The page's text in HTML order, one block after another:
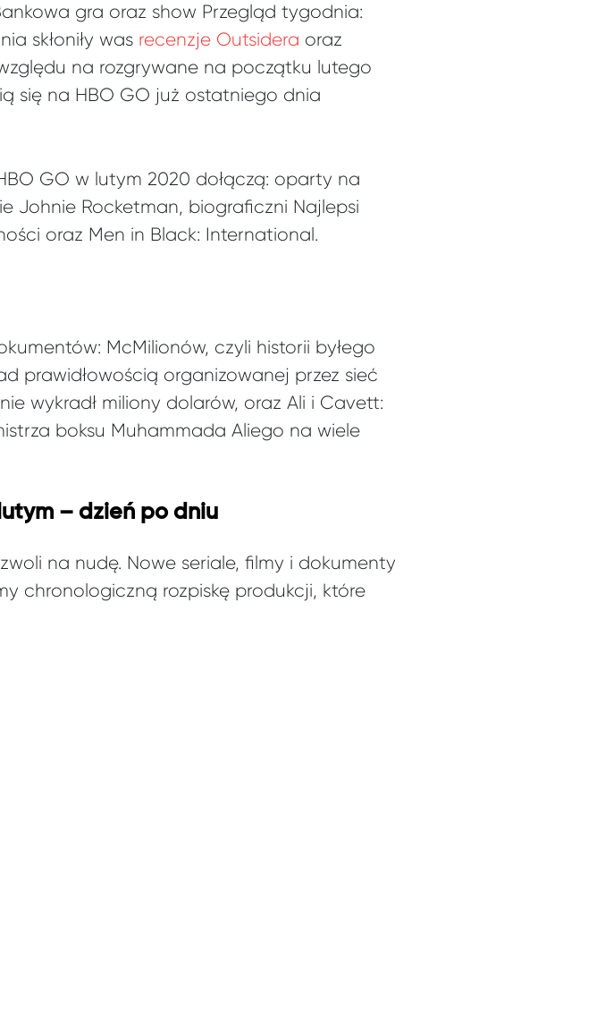
gra oraz show Przegląd tygodnia:
skłoniły was recenzje Outsidera oraz
na rozgrywane na początku lutego
się na HBO GO już ostatniego dnia
GO w lutym 2020 dołączą: oparty na
Johnie Rocketman, biograficzni Najlepsi
oraz Men in Black: International.
McMilionów, czyli historii byłego
prawidłowością organizowanej przez sieć
wykradł miliony dolarów, oraz Ali i Cavett:
boksu Muhammada Aliego na wiele
– dzień po dniu
na nudę. Nowe seriale, filmy i dokumenty
chronologiczną rozpiskę produkcji, które